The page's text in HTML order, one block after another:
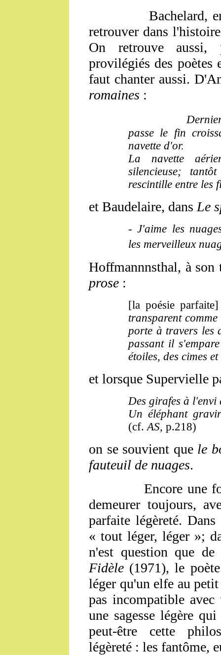
Bachelard,
retrouver dans
On retrouve aussi,
provilégiés des poètes
faut chanter aussi.
romaines :
passe le fin
navette d'or.
La navette
silencieuse;
rescintille entre les
et Baudelaire, dans Le
- J'aime les
les merveilleux
Hoffmannnsthal, à son
prose :
[la poésie
transparent
porte à travers les
passant il
étoiles, des cimes et
et lorsque Supervielle
Des girafes à l'envi
Un éléphant
(cf.AS, p.218)
on se souvient que le
fauteuil de nuages.
Encore une fois,
demeurer toujours,
parfaite légèreté. Dans
« tout léger, léger »;
n'est question que
Fidèle (1971), le
léger qu'un elfe au
pas incompatible avec
une sagesse légère
peut-être cette
légèreté : les fantôme,